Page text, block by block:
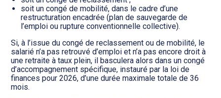
soit un congé de mobilité, dans le cadre d’une
restructuration encadrée (plan de sauvegarde de
l’emploi ou rupture conventionnelle collective).
Si, à l’issue du congé de reclassement ou de mobilité, le
salarié n’a pas retrouvé d’emploi et n’a pas encore droit à
une retraite à taux plein, il basculera alors dans un congé
d’accompagnement spécifique, instauré par la loi de
finances pour 2026, d’une durée maximale totale de 36
mois.